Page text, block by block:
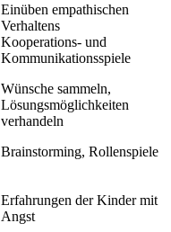
Einüben empathischen
Verhaltens
Kooperations- und
Kommunikationsspiele
Wünsche sammeln,
Lösungsmöglichkeiten
verhandeln
Brainstorming, Rollenspiele
Erfahrungen der Kinder mit
Angst